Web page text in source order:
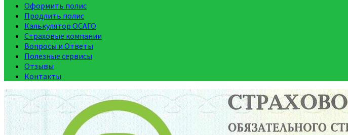
Оформить полис
Продлить полис
Калькулятор ОСАГО
Страховые компании
Вопросы и Ответы
Полезные сервисы
Отзывы
Контакты